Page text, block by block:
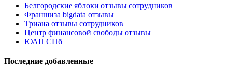
Белгородские яблоки отзывы сотрудников
Франшиза bigdata отзывы
Триана отзывы сотрудников
Центр финансовой свободы отзывы
ЮАП СПб
Последние добавленные